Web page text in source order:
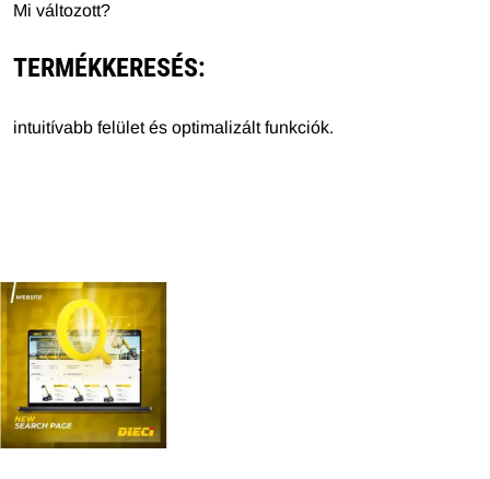
Mi változott?
TERMÉKKERESÉS:
intuitívabb felület és optimalizált funkciók.